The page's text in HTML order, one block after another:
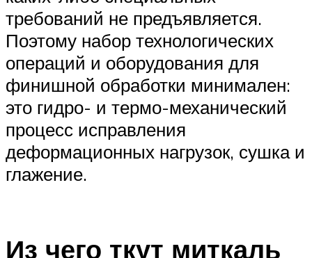
требований не предъявляется.
Поэтому набор технологических
операций и оборудования для
финишной обработки минимален:
это гидро- и термо-механический
процесс исправления
деформационных нагрузок, сушка и
глажение.
Из чего ткут миткаль